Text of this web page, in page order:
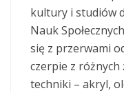
kultury i studiów
Nauk
się z przerwami
czerpie z różnych
techniki – akryl,